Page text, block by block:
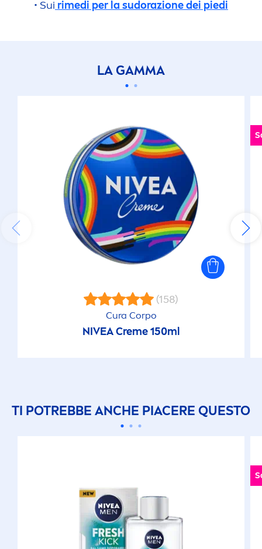
• Sui rimedi per la sudorazione dei piedi
LA GAMMA
(158)
Cura Corpo
NIVEA Creme150ml
TI POTREBBE ANCHE PIACERE QUESTO